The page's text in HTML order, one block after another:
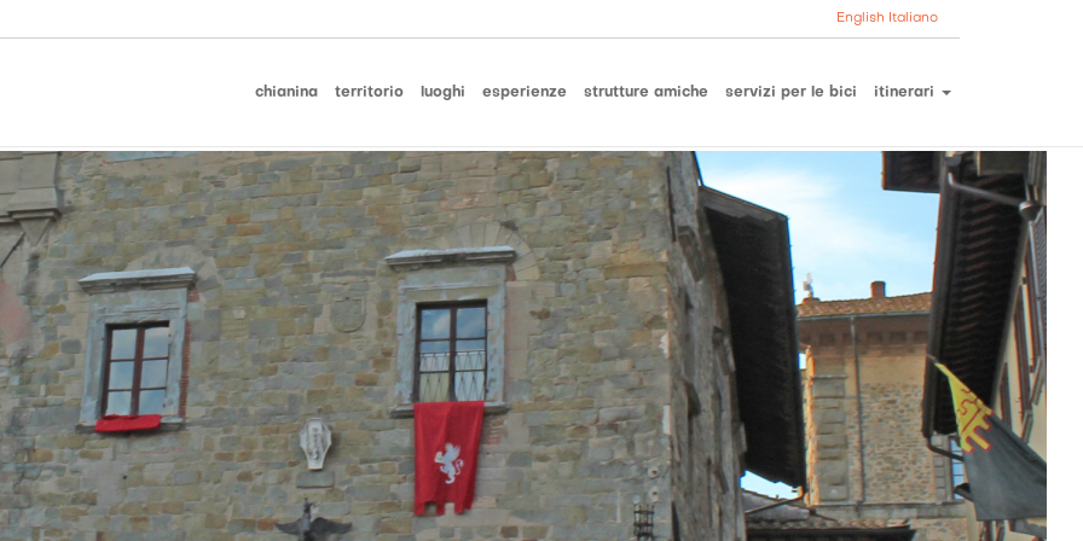
Italiano
English
chianina territorio luoghi esperienze strutture amiche servizi per le bici itinerari